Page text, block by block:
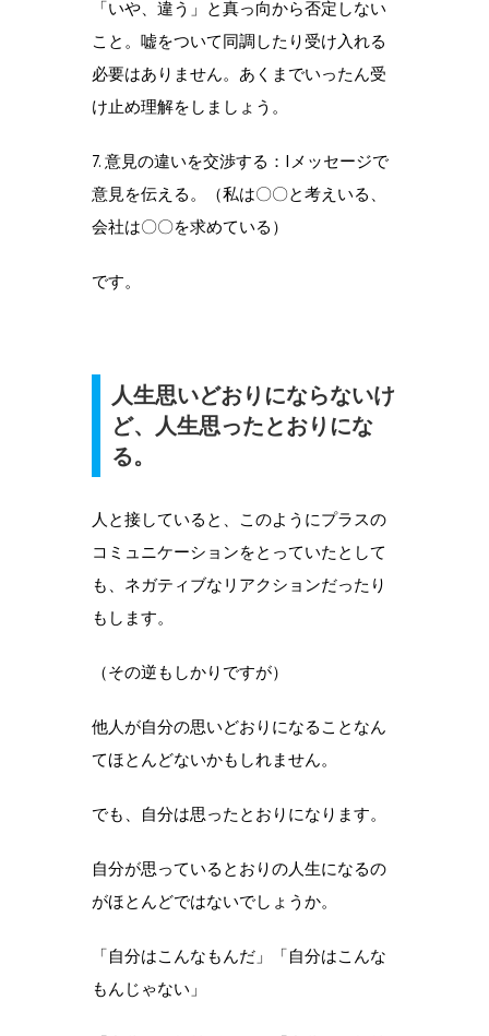
「いや、違う」と真っ向から否定しない
こと。嘘をついて同調したり受け入れる
必要はありません。あくまでいったん受
け止め理解をしましょう。
7. 意見の違いを交渉する：Iメッセージで
意見を伝える。（私は〇〇と考えいる、
会社は〇〇を求めている）
です。
人生思いどおりにならないけ
ど、人生思ったとおりにな
る。
人と接していると、このようにプラスの
コミュニケーションをとっていたとして
も、ネガティブなリアクションだったり
もします。
（その逆もしかりですが）
他人が自分の思いどおりになることなん
てほとんどないかもしれません。
でも、自分は思ったとおりになります。
自分が思っているとおりの人生になるの
がほとんどではないでしょうか。
「自分はこんなもんだ」「自分はこんな
もんじゃない」